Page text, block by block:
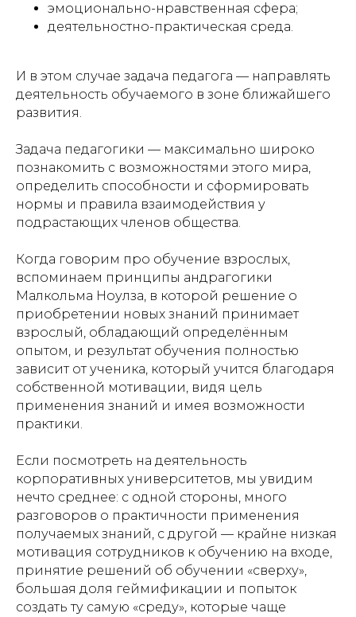
эмоционально-нравственная сфера;
деятельностно-практическая среда.
И в этом случае задача педагога — направлять
деятельность обучаемого в зоне ближайшего
развития.
Задача педагогики — максимально широко
познакомить с возможностями этого мира,
определить способности и сформировать
нормы и правила взаимодействия у
подрастающих членов общества.
Когда говорим про обучение взрослых,
вспоминаем принципы андрагогики
Малкольма Ноулза, в которой решение о
приобретении новых знаний принимает
взрослый, обладающий определённым
опытом, и результат обучения полностью
зависит от ученика, который учится благодаря
собственной мотивации, видя цель
применения знаний и имея возможности
практики.
Если посмотреть на деятельность
корпоративных университетов, мы увидим
нечто среднее: с одной стороны, много
разговоров о практичности применения
получаемых знаний, с другой — крайне низкая
мотивация сотрудников к обучению на входе,
принятие решений об обучении «сверху»,
большая доля геймификации и попыток
создать ту самую «среду», которые чаще